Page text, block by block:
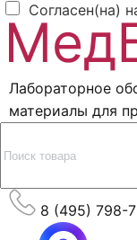
Согласен(на)
Лабораторное
материалы для
8 (495) 798-